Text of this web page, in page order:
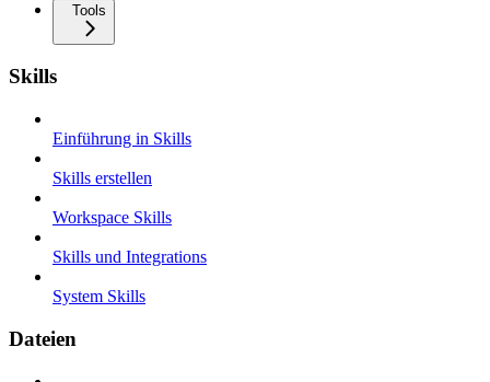
Tools
Skills
Einführung in Skills
Skills erstellen
Workspace Skills
Skills und Integrations
System Skills
Dateien